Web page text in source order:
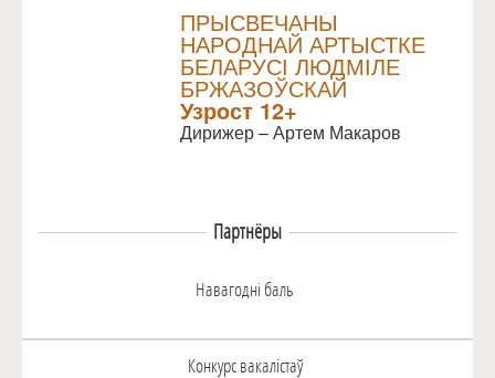
ПРЫСВЕЧАНЫ
НАРОДНАЙ АРТЫСТКЕ
БЕЛАРУСІ ЛЮДМІЛЕ
БРЖАЗОЎСКАЙ
Узрoст 12+
Дирижер – Артем Макаров
Партнёры
Навагоднi баль
Конкурс вакалiстаў